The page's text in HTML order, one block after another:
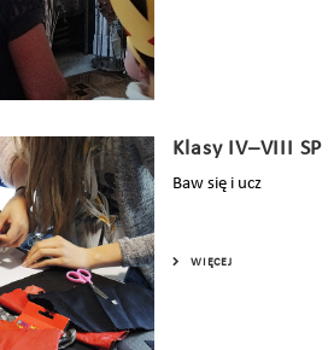
Klasy IV–VIII SP
Baw się i ucz
WIĘCEJ